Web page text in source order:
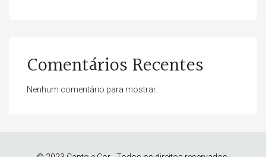
Comentários Recentes
Nenhum comentário para mostrar.